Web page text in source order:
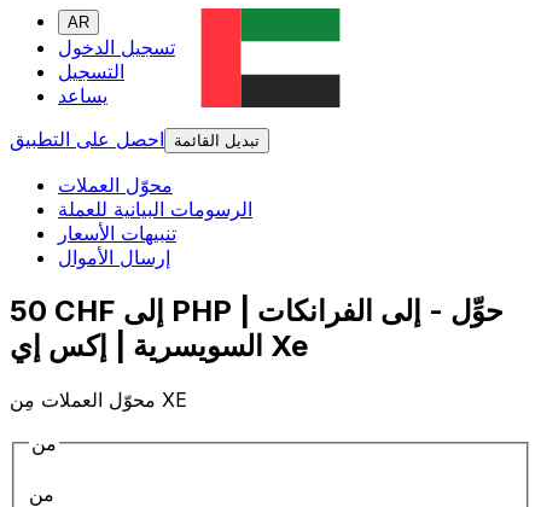
AR
تسجيل الدخول
التسجيل
يساعد
احصل على التطبيق
تبديل القائمة
محوّل العملات
الرسومات البيانية للعملة
تنبيهات الأسعار
إرسال الأموال
50 CHF إلى PHP | حوِّل - إلى الفرانكات
السويسرية | إكس إي Xe
محوّل العملات مِن XE
من
من